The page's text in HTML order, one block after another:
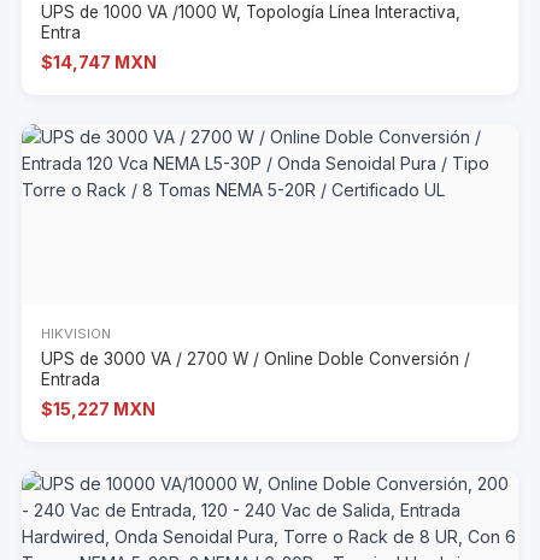
UPS de 1000 VA /1000 W, Topología Línea Interactiva,
Entra
$14,747 MXN
HIKVISION
UPS de 3000 VA / 2700 W / Online Doble Conversión /
Entrada
$15,227 MXN